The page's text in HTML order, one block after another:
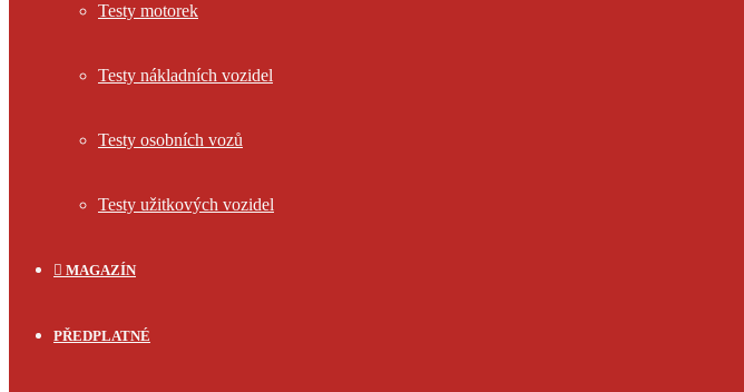
Testy motorek
Testy nákladních vozidel
Testy osobních vozů
Testy užitkových vozidel
MAGAZÍN
PŘEDPLATNÉ